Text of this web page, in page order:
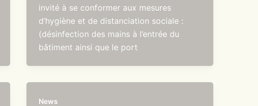
invité à se conformer aux mesures
d’hygiène et de distanciation sociale :
(désinfection des mains à l’entrée du
bâtiment ainsi que le port
News